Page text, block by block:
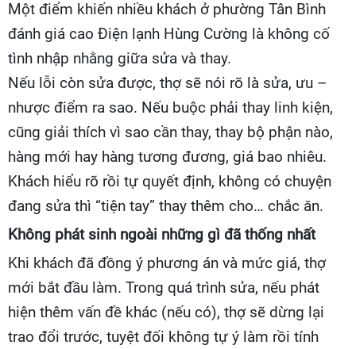
Một điểm khiến nhiều khách ở phường Tân Bình
đánh giá cao Điện lạnh Hùng Cường là không cố
tình nhập nhằng giữa sửa và thay.
Nếu lỗi còn sửa được, thợ sẽ nói rõ là sửa, ưu –
nhược điểm ra sao. Nếu buộc phải thay linh kiện,
cũng giải thích vì sao cần thay, thay bộ phận nào,
hàng mới hay hàng tương đương, giá bao nhiêu.
Khách hiểu rõ rồi tự quyết định, không có chuyện
đang sửa thì “tiện tay” thay thêm cho… chắc ăn.
Không phát sinh ngoài những gì đã thống nhất
Khi khách đã đồng ý phương án và mức giá, thợ
mới bắt đầu làm. Trong quá trình sửa, nếu phát
hiện thêm vấn đề khác (nếu có), thợ sẽ dừng lại
trao đổi trước, tuyệt đối không tự ý làm rồi tính